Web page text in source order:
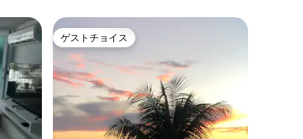
ゲストチョイス
ゲストチョイス